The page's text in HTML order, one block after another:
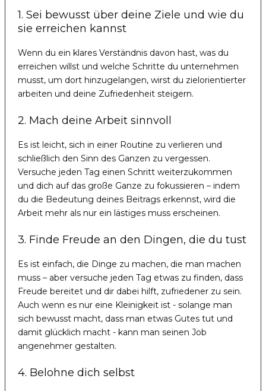
1. Sei bewusst über deine Ziele und wie du
sie erreichen kannst
Wenn du ein klares Verständnis davon hast, was du
erreichen willst und welche Schritte du unternehmen
musst, um dort hinzugelangen, wirst du zielorientierter
arbeiten und deine Zufriedenheit steigern.
2. Mach deine Arbeit sinnvoll
Es ist leicht, sich in einer Routine zu verlieren und
schließlich den Sinn des Ganzen zu vergessen.
Versuche jeden Tag einen Schritt weiterzukommen
und dich auf das große Ganze zu fokussieren – indem
du die Bedeutung deines Beitrags erkennst, wird die
Arbeit mehr als nur ein lästiges muss erscheinen.
3. Finde Freude an den Dingen, die du tust
Es ist einfach, die Dinge zu machen, die man machen
muss – aber versuche jeden Tag etwas zu finden, dass
Freude bereitet und dir dabei hilft, zufriedener zu sein.
Auch wenn es nur eine Kleinigkeit ist - solange man
sich bewusst macht, dass man etwas Gutes tut und
damit glücklich macht - kann man seinen Job
angenehmer gestalten.
4. Belohne dich selbst